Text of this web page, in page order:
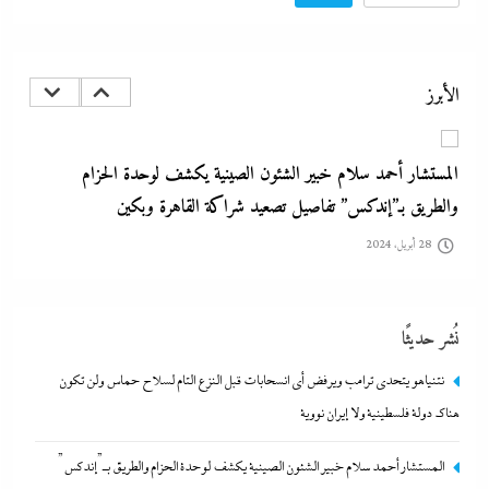
الأبرز28 أبريل، 2024
المستشار أحمد سلام خبير الشئون الصينية يكشف لوحدة الحزام
والطريق بـ”إندكس” تفاصيل تصعيد شراكة القاهرة وبكين
28 أبريل، 2024
135 مليار جنيه
28 أبريل، 2024
الأمريكية لإنقاذ الجيش مع الحرب القادمة
نُشر حديثًا
نتنياهو يتحدي ترامب ويرفض أى انسحابات قبل النزع التام لسلاح حماس ولن تكون
هناك دولة فلسطينية ولا إيران نووية
المستشار أحمد سلام خبير الشئون الصينية يكشف لوحدة الحزام والطريق بـ”إندكس”